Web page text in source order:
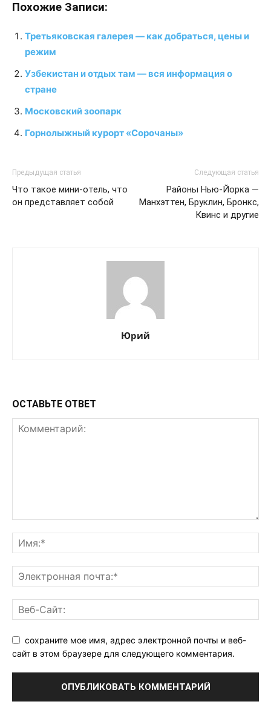
Похожие Записи:
Третьяковская галерея — как добраться, цены и
режим
Узбекистан и отдых там — вся информация о
стране
Московский зоопарк
Горнолыжный курорт «Сорочаны»
Предыдущая статья
Что такое мини-отель, что
он представляет собой
Следующая статья
Районы Нью-Йорка —
Манхэттен, Бруклин, Бронкс,
Квинс и другие
Юрий
ОСТАВЬТЕ ОТВЕТ
сохраните мое имя, адрес электронной почты и веб-
сайт в этом браузере для следующего комментария.